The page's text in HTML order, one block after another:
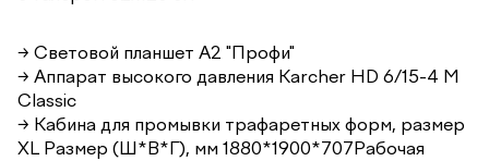
→ Световой планшет А2 "Профи"
→ Аппарат высокого давления Karcher HD 6/15-4 M
Classic
→ Кабина для промывки трафаретных форм, размер
XL Размер (Ш*В*Г), мм 1880*1900*707Рабочая